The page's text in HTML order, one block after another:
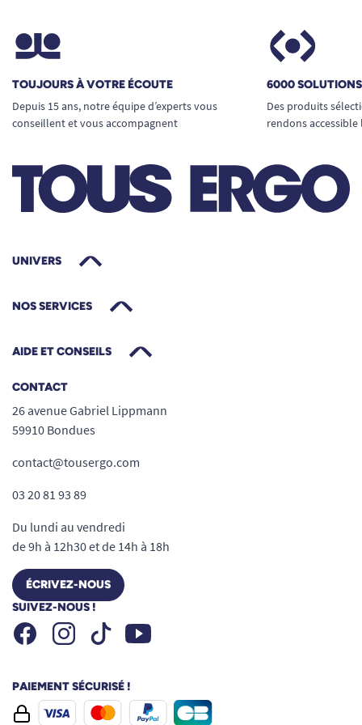
TOUJOURS À VOTRE ÉCOUTE
Depuis 15 ans, notre équipe d’experts vous
conseillent et vous accompagnent
6000
Des produits
rendons
UNIVERS
NOS SERVICES
AIDE ET CONSEILS
CONTACT
26 avenue Gabriel Lippmann
59910 Bondues
contact@tousergo.com
03 20 81 93 89
Du lundi au vendredi
de 9h à 12h30 et de 14h à 18h
ÉCRIVEZ-NOUS
SUIVEZ-NOUS !
FacebookInstagramTiktok Youtube
PAIEMENT SÉCURISÉ !